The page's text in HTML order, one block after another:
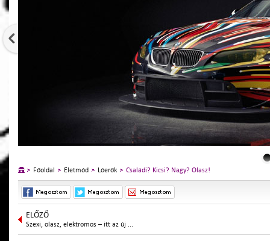
Főoldal Életmód Lóerők Családi? Kicsi? Nagy? Olasz!
ELŐZŐ
Szexi, olasz, elektromos – itt az új ...